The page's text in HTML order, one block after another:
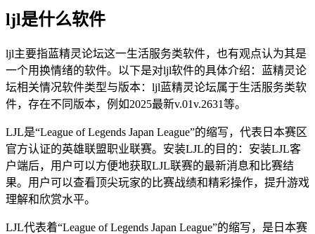
ljl是什么软件
ljl主要指蓝精灵论坛这一生活服务类软件，也有观点认为其是
一个用换情绪的软件。以下是对ljl软件的具体介绍：蓝精灵论
坛相关情况软件类型与版本：ljl蓝精灵论坛属于生活服务类软
件，存在不同版本，例如2025最新v.01v.2631等。
LJL是“League of Legends Japan League”的缩写，代表日本赛区
官方认证的英雄联盟职业联赛。安装LJL的目的：安装LJL客
户端后，用户可以方便地获取LJL联赛的最新消息和比赛结
果。用户可以查看顶尖玩家的比赛战绩和精彩操作，提升游戏
理解和欣赏水平。
LJL代表着“League of Legends Japan League”的缩写，是日本赛